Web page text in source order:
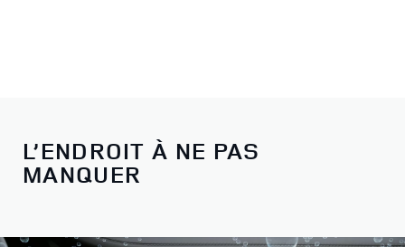
L’ENDROIT À NE PAS
MANQUER